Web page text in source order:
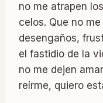
no me atrapen
celos. Que no
desengaños,
el fastidio de la
no me dejen
reírme, quiero